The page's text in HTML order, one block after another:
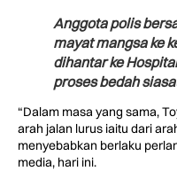
Anggota polis
mayat mangsa ke
dihantar ke
proses bedah
“Dalam masa yang sama,
arah jalan lurus iaitu dari
menyebabkan berlaku
media, hari ini.